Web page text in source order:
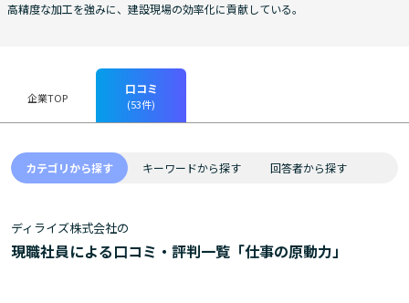
高精度な加工を強みに、建設現場の効率化に貢献している。
企業TOP
口コミ
(53件)
カテゴリから探す キーワードから探す 回答者から探す
ディライズ株式会社の
現職社員による口コミ・評判一覧「仕事の原動力」